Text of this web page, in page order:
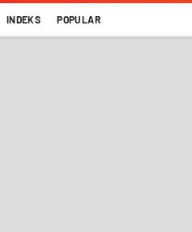
INDEKS POPULAR